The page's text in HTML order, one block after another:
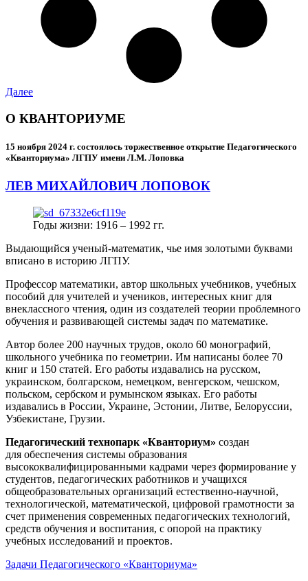
Далее
О КВАНТОРИУМЕ
15 ноября 2024 г. состоялось торжественное открытие Педагогического
«Кванториума» ЛГПУ имени Л.М. Лоповка
ЛЕВ МИХАЙЛОВИЧ ЛОПОВОК
Годы жизни: 1916 – 1992 гг.
Выдающийся ученый-математик, чье имя золотыми буквами
вписано в историю ЛГПУ.
Профессор математики, автор школьных учебников, учебных
пособий для учителей и учеников, интересных книг для
внеклассного чтения, один из создателей теории проблемного
обучения и развивающей системы задач по математике.
Автор более 200 научных трудов, около 60 монографий,
школьного учебника по геометрии. Им написаны более 70
книг и 150 статей. Его работы издавались на русском,
украинском, болгарском, немецком, венгерском, чешском,
польском, сербском и румынском языках. Его работы
издавались в России, Украине, Эстонии, Литве, Белоруссии,
Узбекистане, Грузии.
Педагогический технопарк «Кванториум» создан
для обеспечения системы образования
высококвалифицированными кадрами через формирование у
студентов, педагогических работников и учащихся
общеобразовательных организаций естественно-научной,
технологической, математической, цифровой грамотности за
счет применения современных педагогических технологий,
средств обучения и воспитания, с опорой на практику
учебных исследований и проектов.
Задачи Педагогического «Кванториума»